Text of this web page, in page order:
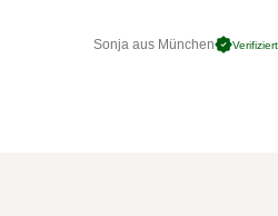
Sonja aus München